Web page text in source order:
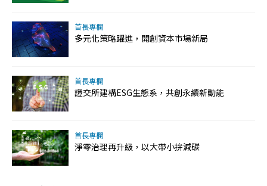
首長專欄
多元化策略躍進，開創資本市場新局
首長專欄
證交所建構ESG生態系，共創永續新動能
首長專欄
淨零治理再升級，以大帶小拚減碳